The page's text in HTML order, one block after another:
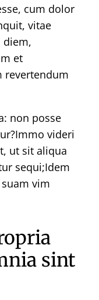
cum dolor
vitae
diem,
et
revertendum
non posse
videri
ut sit aliqua
sequi;Idem
vim
sint